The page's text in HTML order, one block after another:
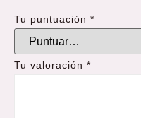
Tu puntuación *
Tu valoración *